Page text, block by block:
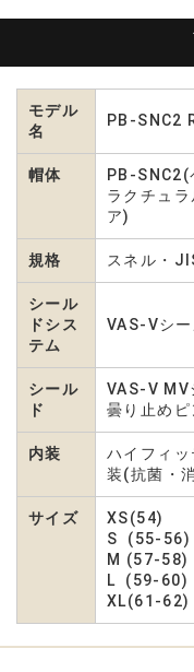
モデル
名
PB-SNC2
帽体
PB-SNC2(
ラクチュ
ア)
規格 スネル・
シール
ドシス
テム
VAS-Vシ
シール
ド
VAS-V MV
曇り止め
内装
ハイフィ
装(抗菌・
サイズ
XS(54)
S (55-56)
M (57-58)
L (59-60)
XL(61-62)